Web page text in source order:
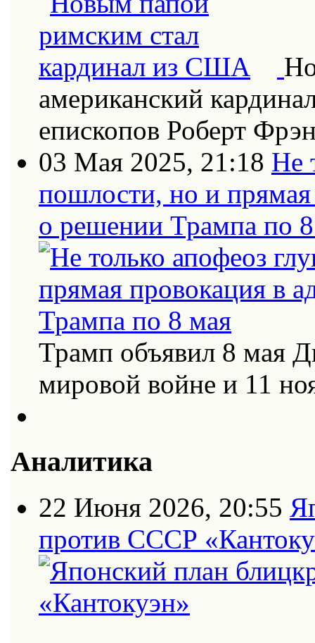
американский
епископов Роберт
03 Мая 2025, 21:18 Не
пошлости, но и
о решении Трампа по
Трамп объявил 8 мая
мировой войне и 11
Аналитика
22 Июня 2026, 20:55
против СССР